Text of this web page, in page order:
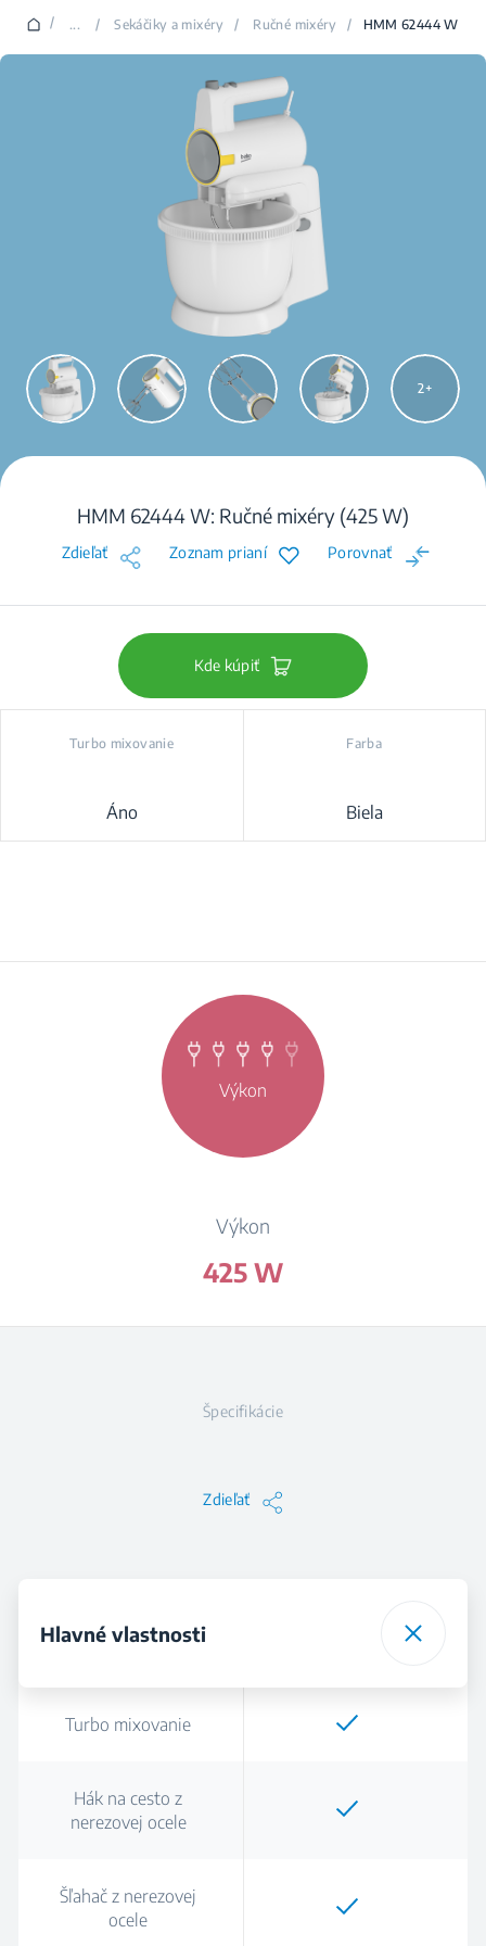
/ ... / Sekáčiky a mixéry / Ručné mixéry / HMM 62444 W
2
HMM 62444 W: Ručné mixéry (425 W)
Zdieľať Zoznam prianí Porovnať
Kde kúpiť
Turbo mixovanie
Áno
Farba
Biela
Výkon
Výkon
425 W
Špecifikácie
Zdieľať
Hlavné vlastnosti
Turbo mixovanie
Hák na cesto z
nerezovej ocele
Šľahač z nerezovej
ocele